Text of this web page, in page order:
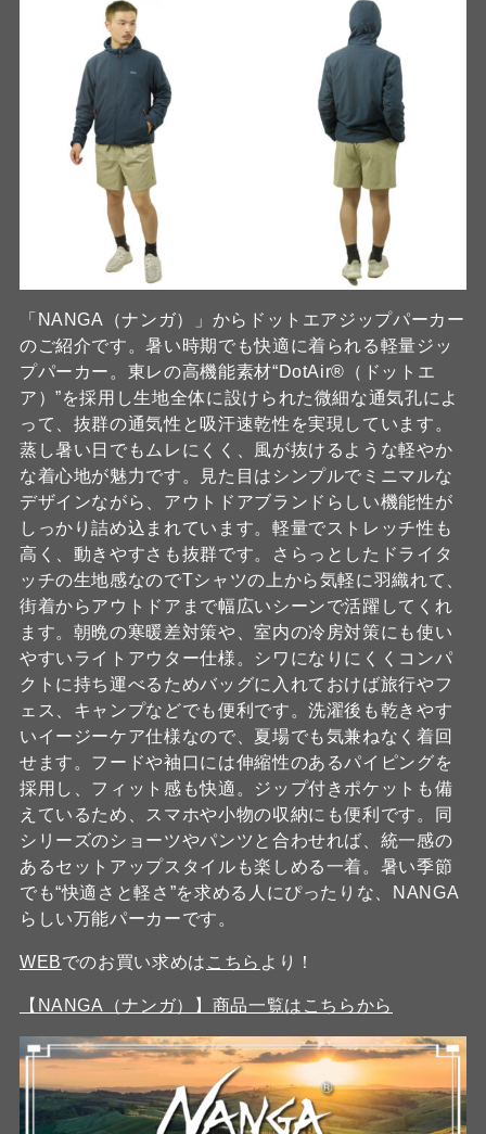
「NANGA（ナンガ）」からドットエアジップパーカー
のご紹介です。暑い時期でも快適に着られる軽量ジッ
プパーカー。東レの高機能素材“DotAir®（ドットエ
ア）”を採用し生地全体に設けられた微細な通気孔によ
って、抜群の通気性と吸汗速乾性を実現しています。
蒸し暑い日でもムレにくく、風が抜けるような軽やか
な着心地が魅力です。見た目はシンプルでミニマルな
デザインながら、アウトドアブランドらしい機能性が
しっかり詰め込まれています。軽量でストレッチ性も
高く、動きやすさも抜群です。さらっとしたドライタ
ッチの生地感なのでTシャツの上から気軽に羽織れて、
街着からアウトドアまで幅広いシーンで活躍してくれ
ます。朝晩の寒暖差対策や、室内の冷房対策にも使い
やすいライトアウター仕様。シワになりにくくコンパ
クトに持ち運べるためバッグに入れておけば旅行やフ
ェス、キャンプなどでも便利です。洗濯後も乾きやす
いイージーケア仕様なので、夏場でも気兼ねなく着回
せます。フードや袖口には伸縮性のあるパイピングを
採用し、フィット感も快適。ジップ付きポケットも備
えているため、スマホや小物の収納にも便利です。同
シリーズのショーツやパンツと合わせれば、統一感の
あるセットアップスタイルも楽しめる一着。暑い季節
でも“快適さと軽さ”を求める人にぴったりな、NANGA
らしい万能パーカーです。
WEBでのお買い求めは こちら より！
【NANGA（ナンガ）】商品一覧はこちらから